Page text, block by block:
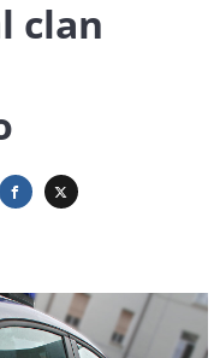
clan